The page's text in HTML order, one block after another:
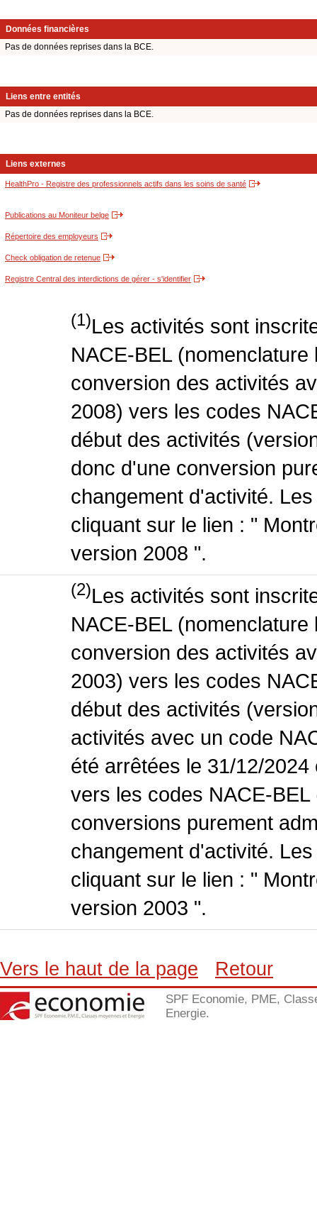
Données financières
Pas de données reprises dans la BCE.
Liens entre entités
Pas de données reprises dans la BCE.
Liens externes
HealthPro - Registre des professionnels actifs dans les soins de santé
Publications au Moniteur belge
Répertoire des employeurs
Check obligation de retenue
Registre Central des interdictions de gérer - s'identifier
(1)Les activités sont
NACE-BEL
conversion des activités
2008) vers les codes
début des activités
donc d'une conversion
changement d'activité.
cliquant sur le lien : "
version 2008 ".
(2)Les activités sont
NACE-BEL
conversion des activités
2003) vers les codes
début des activités
activités avec un code
été arrêtées le 31/12/
vers les codes NACE-
conversions purement
changement d'activité.
cliquant sur le lien : "
version 2003 ".
Vers le haut de la page Retour
SPF Economie, PME,
Energie.